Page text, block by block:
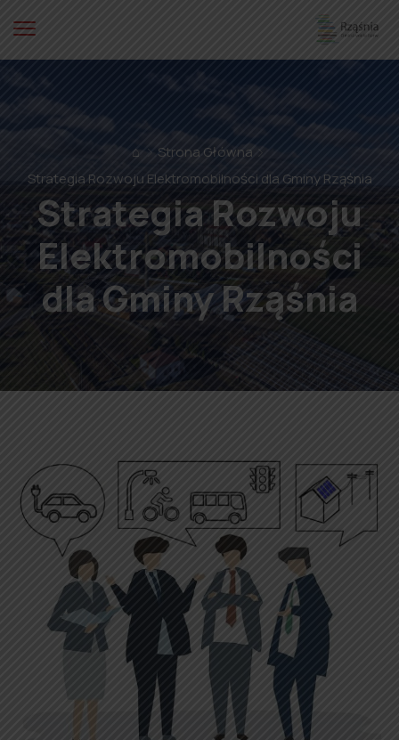
⌂
Strona Główna
Strategia Rozwoju Elektromobilności dla Gminy Rząśnia
Strategia Rozwoju
Elektromobilności
dla Gminy Rząśnia